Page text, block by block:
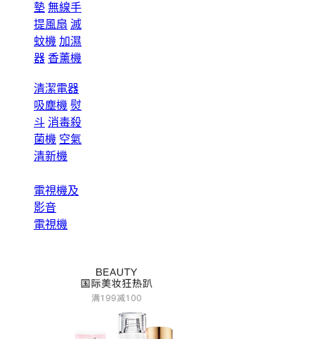
墊 無線手
提風扇 滅
蚊機 加濕
器 香薰機
清潔電器
吸塵機 熨
斗 消毒殺
菌機 空氣
清新機
電視機及
影音
電視機